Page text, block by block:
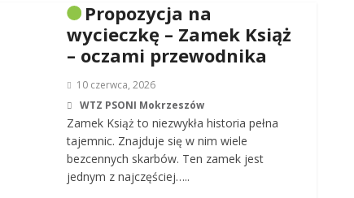
Propozycja na
wycieczkę – Zamek Książ
– oczami przewodnika
10 czerwca, 2026
WTZ PSONI Mokrzeszów
Zamek Książ to niezwykła historia pełna
tajemnic. Znajduje się w nim wiele
bezcennych skarbów. Ten zamek jest
jednym z najczęściej…..